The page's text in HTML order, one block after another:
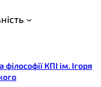
КПІ ім. Ігоря